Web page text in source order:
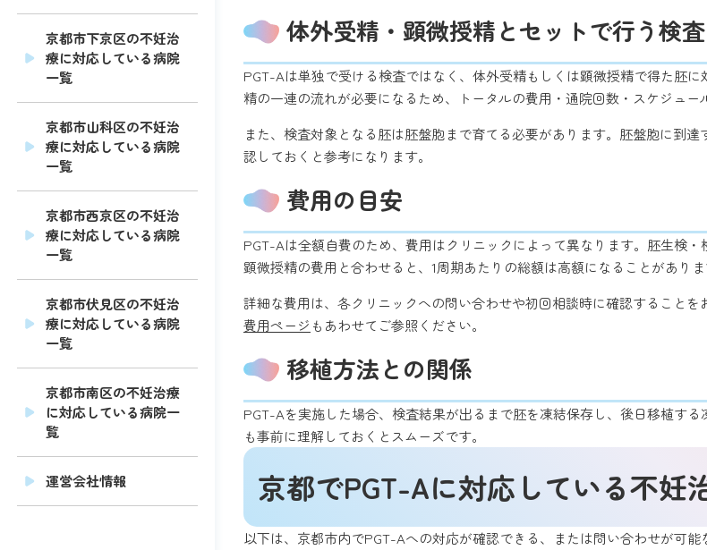
京都市下京区の不妊治
療に対応している病院
一覧
京都市山科区の不妊治
療に対応している病院
一覧
京都市西京区の不妊治
療に対応している病院
一覧
京都市伏見区の不妊治
療に対応している病院
一覧
京都市南区の不妊治療
に対応している病院一
覧
運営会社情報
体外受精・顕微授精とセットで行う検査
PGT-Aは単独で受ける検査ではなく、体外受精もしくは顕微授精で得た胚
精の一連の流れが必要になるため、トータルの費用・通院回数・スケジュー
また、検査対象となる胚は胚盤胞まで育てる必要があります。胚盤胞に到
認しておくと参考になります。
費用の目安
PGT-Aは全額自費のため、費用はクリニックによって異なります。胚生検
顕微授精の費用と合わせると、1周期あたりの総額は高額になることがありま
詳細な費用は、各クリニックへの問い合わせや初回相談時に確認すること
費用ページ もあわせてご参照ください。
移植方法との関係
PGT-Aを実施した場合、検査結果が出るまで胚を凍結保存し、後日移植する
も事前に理解しておくとスムーズです。
京都でPGT-Aに対応している不妊
以下は、京都市内でPGT-Aへの対応が確認できる、または問い合わせが可